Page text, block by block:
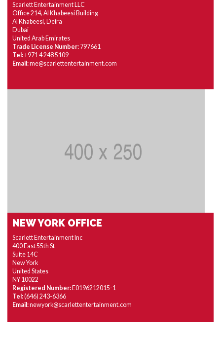
Scarlett Entertainment LLC
Office 214, Al Khabeesi Building
Al Khabeesi, Deira
Dubai
United Arab Emirates
Trade License Number: 797661
Tel:+971 4 248 5109
Email:me@scarlettentertainment.com
NEW YORK OFFICE
Scarlett Entertainment Inc
400 East 55th St
Suite 14C
New York
United States
NY 10022
Registered Number:E0196212015-1
Tel:(646) 243-6366
Email:newyork@scarlettentertainment.com